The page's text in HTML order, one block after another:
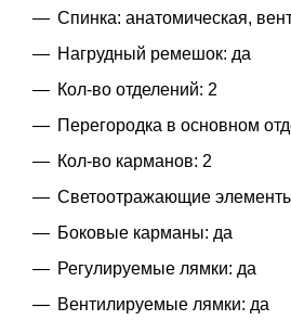
Спинка: анатомическая,
Нагрудный ремешок: да
Кол-во отделений: 2
Перегородка в основном
Кол-во карманов: 2
Светоотражающие
Боковые карманы: да
Регулируемые лямки: да
Вентилируемые лямки: да